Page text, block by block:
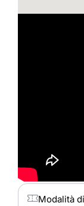
Modalità